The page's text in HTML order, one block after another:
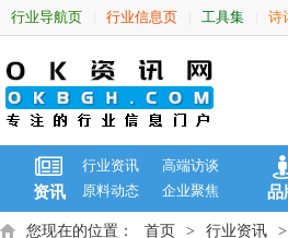
行业导航页 行业信息页 工具集 诗
资讯
行业资讯
高端访谈
原料动态
企业聚焦 品
您现在的位置： 首页 > 行业资讯 >